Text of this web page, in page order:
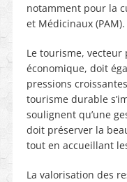
notamment pour la
et Médicinaux (PAM).
Le tourisme,
économique, doit
pressions
tourisme durable
soulignent qu’une
doit préserver la
tout en accueillant
La valorisation des